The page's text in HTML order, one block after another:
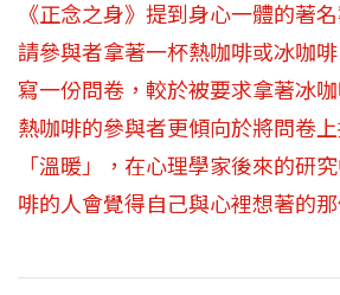
《正念之身》提到身心一體的著
請參與者拿著一杯熱咖啡或冰咖
寫一份問卷，較於被要求拿著冰
熱咖啡的參與者更傾向於將問卷
「溫暖」，在心理學家後來的研
啡的人會覺得自己與心裡想著的那